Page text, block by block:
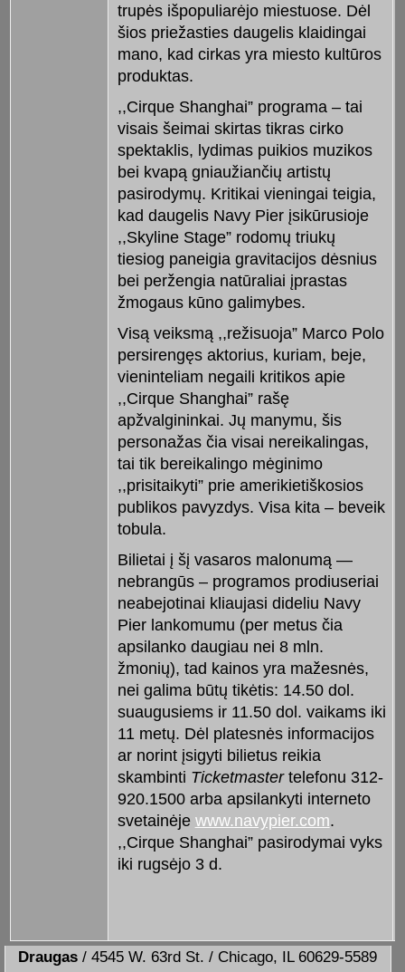
trupės išpopuliarėjo miestuose. Dėl
šios priežasties daugelis klaidingai
mano, kad cirkas yra miesto kultūros
produktas.
,,Cirque Shanghai” programa – tai
visais šeimai skirtas tikras cirko
spektaklis, lydimas puikios muzikos
bei kvapą gniaužiančių artistų
pasirodymų. Kritikai vieningai teigia,
kad daugelis Navy Pier įsikūrusioje
,,Skyline Stage” rodomų triukų
tiesiog paneigia gravitacijos dėsnius
bei peržengia natūraliai įprastas
žmogaus kūno galimybes.
Visą veiksmą ,,režisuoja” Marco Polo
persirengęs aktorius, kuriam, beje,
vieninteliam negaili kritikos apie
,,Cirque Shanghai” rašę
apžvalgininkai. Jų manymu, šis
personažas čia visai nereikalingas,
tai tik bereikalingo mėginimo
,,prisitaikyti” prie amerikietiškosios
publikos pavyzdys. Visa kita – beveik
tobula.
Bilietai į šį vasaros malonumą —
nebrangūs – programos prodiuseriai
neabejotinai kliaujasi dideliu Navy
Pier lankomumu (per metus čia
apsilanko daugiau nei 8 mln.
žmonių), tad kainos yra mažesnės,
nei galima būtų tikėtis: 14.50 dol.
suaugusiems ir 11.50 dol. vaikams iki
11 metų. Dėl platesnės informacijos
ar norint įsigyti bilietus reikia
skambinti Ticketmastertelefonu 312-
920.1500 arba apsilankyti interneto
svetainėje www.navypier.com.
,,Cirque Shanghai” pasirodymai vyks
iki rugsėjo 3 d.
Draugas / 4545 W. 63rd St. / Chicago, IL 60629-5589